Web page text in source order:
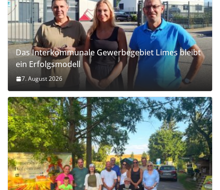
Das Interkommunale Gewerbegebiet Limes bleibt
ein Erfolgsmodell
7. August 2026